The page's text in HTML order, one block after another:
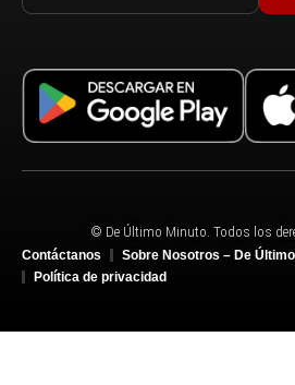
© De Último Minuto. Todos los
Contáctanos
Sobre Nosotros – De
Política de privacidad